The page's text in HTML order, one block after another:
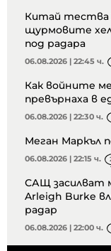
Китай тества
щурмовите
под радара
06.08.2026 | 22:45 ч.
Как войните
превърнаха в
06.08.2026 | 22:30 ч.
Меган Маркъл
06.08.2026 | 22:15 ч.
САЩ засилват
Arleigh Burke
радар
06.08.2026 | 22:00 ч.